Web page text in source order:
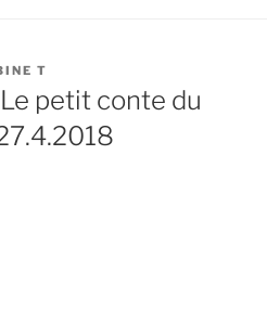
T
petit conte du